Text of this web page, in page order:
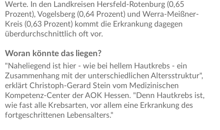
Werte. In den Landkreisen Hersfeld-Rotenburg (0,65
Prozent), Vogelsberg (0,64 Prozent) und Werra-Meißner-
Kreis (0,63 Prozent) kommt die Erkrankung dagegen
überdurchschnittlich oft vor.
Woran könnte das liegen?
"Naheliegend ist hier - wie bei hellem Hautkrebs - ein
Zusammenhang mit der unterschiedlichen Altersstruktur",
erklärt Christoph-Gerard Stein vom Medizinischen
Kompetenz-Center der AOK Hessen. "Denn Hautkrebs ist,
wie fast alle Krebsarten, vor allem eine Erkrankung des
fortgeschrittenen Lebensalters."